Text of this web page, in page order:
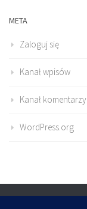
META
Zaloguj się
Kanał wpisów
Kanał komentarzy
WordPress.org